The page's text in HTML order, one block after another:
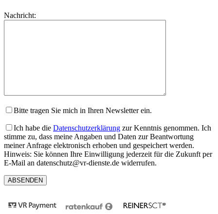
dieses
lasse
Nachricht:
Bitte tragen Sie mich in Ihren Newsletter ein.
Ich habe die Datenschutzerklärung zur Kenntnis genommen. Ich
stimme zu, dass meine Angaben und Daten zur Beantwortung
meiner Anfrage elektronisch erhoben und gespeichert werden.
Hinweis: Sie können Ihre Einwilligung jederzeit für die Zukunft per
E-Mail an datenschutz@vr-dienste.de widerrufen.